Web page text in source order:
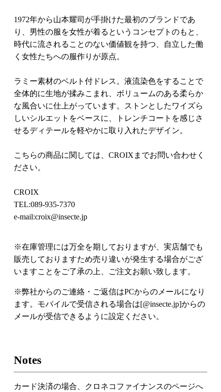
1972年から山本耀司が手掛けた最初のブランドであ
り、男性の服を女性が着るというコンセプトのもと、
時代に流されることのない価値観を持つ、自立した働
く女性たちへの服作りが原点。
ラミー素材のベルト付ドレス。液流染色をすることで
全体的に生地が揉みこまれ、ボリュームのある柔らか
な風合いに仕上がっています。ストンとしたワイズら
しいシルエットをベースに、トレンチコートを感じさ
せるディテールを軽やかに取り入れたデザイン。
こちらの商品に関しては、CROIXまでお問い合わせく
ださい。
CROIX
TEL:089-935-7370
e-mail:croix@insecte.jp
※在庫管理には万全を期しておりますが、実店舗でも
販売しておりますため売り違いが発生する場合がござ
いますことをご了承の上、ご注文お願い致します。
※弊社からのご連絡・ご返信はPCからのメールになり
ます。モバイルで受信される場合は[@insecte.jp]からの
メールが受信できるように設定ください。
Notes
カード決済の場合、クロネコファイナンスのページへ